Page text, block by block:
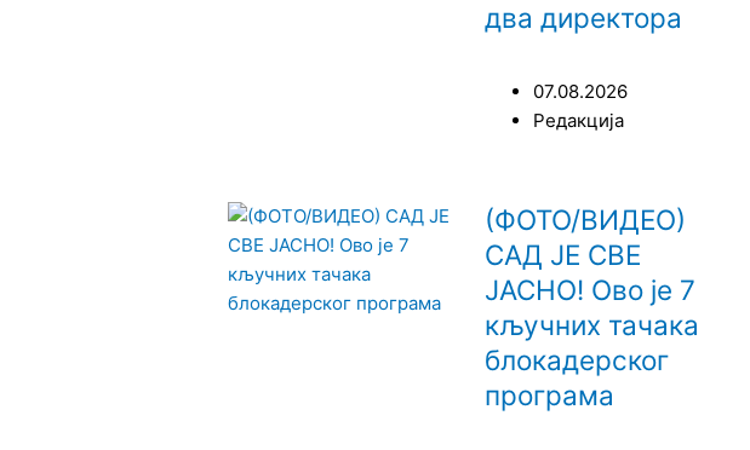
два директора
07.08.2026
Редакција
(ФОТО/ВИДЕО)
САД ЈЕ СВЕ
ЈАСНО! Ово је 7
кључних тачака
блокадерског
програма